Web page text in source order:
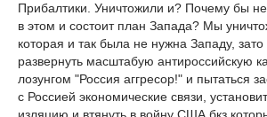
Прибалтики. Уничтожили и? Почему бы
в этом и состоит план Запада? Мы
которая и так была не нужна Западу, зато
развернуть масштабую антироссийскую
лозунгом "Россия аггресор!" и пытаться
с Россией экономические связи,